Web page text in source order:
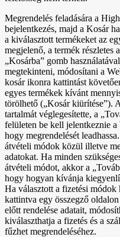
Megrendelés feladására a
bejelentkezés, majd a Kosár
a kiválasztott termékeket az
megjelenő, a termék részletes
„Kosárba” gomb
megtekinteni, módosítani a
kosár ikonra kattintást
egyes termékek kívánt
törölhető („Kosár kiürítése”).
tartalmát véglegesítette, a
felületen be kell jelentkeznie
hogy megrendelését
átvételi módok közül illetve
adatokat. Ha minden
átvételi módot, akkor a
hogy hogyan kívánja
Ha választott a fizetési
kattintva egy összegző
előtt rendelése adatait,
kiválaszthatja a fizetés és a
fűzhet megrendeléséhez.